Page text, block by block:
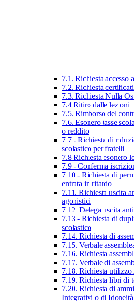
7.1. Richiesta accesso
7.2. Richiesta certificati
7.3. Richiesta Nulla
7.4 Ritiro dalle lezioni
7.5. Rimborso del
7.6. Esonero tasse
o reddito
7.7 - Richiesta di
scolastico per fratelli
7.8 Richiesta esonero
7.9 - Conferma
7.10 - Richiesta di
entrata in ritardo
7.11. Richiesta uscita
agonistici
7.12. Delega uscita
7.13 - Richiesta di
scolastico
7.14. Richiesta di
7.15. Verbale
7.16. Richiesta
7.17. Verbale di
7.18. Richiesta
7.19. Richiesta libri di
7.20. Richiesta di
Integrativi o di Idoneità